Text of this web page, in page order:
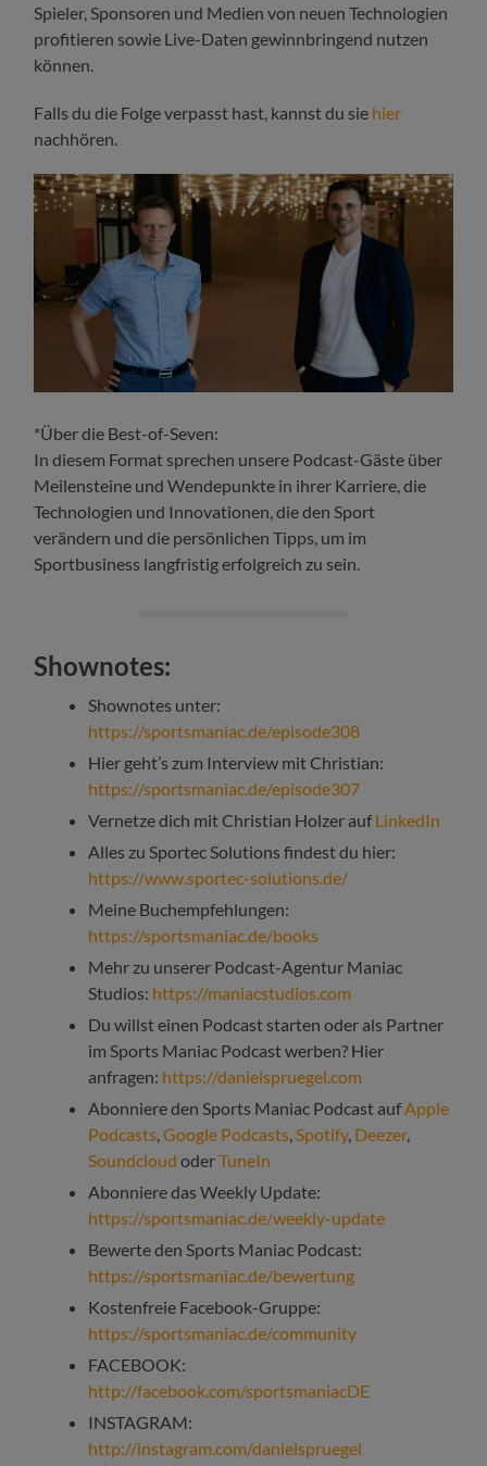
Spieler, Sponsoren und Medien von neuen Technologien
profitieren sowie Live-Daten gewinnbringend nutzen
können.
Falls du die Folge verpasst hast, kannst du sie hier
nachhören.
*Über die Best-of-Seven:
In diesem Format sprechen unsere Podcast-Gäste über
Meilensteine und Wendepunkte in ihrer Karriere, die
Technologien und Innovationen, die den Sport
verändern und die persönlichen Tipps, um im
Sportbusiness langfristig erfolgreich zu sein.
Shownotes:
Shownotes unter:
https://sportsmaniac.de/episode308
Hier geht’s zum Interview mit Christian:
https://sportsmaniac.de/episode307
Vernetze dich mit Christian Holzer auf LinkedIn
Alles zu Sportec Solutions findest du hier:
https://www.sportec-solutions.de/
Meine Buchempfehlungen:
https://sportsmaniac.de/books
Mehr zu unserer Podcast-Agentur Maniac
Studios: https://maniacstudios.com
Du willst einen Podcast starten oder als Partner
im Sports Maniac Podcast werben? Hier
anfragen: https://danielspruegel.com
Abonniere den Sports Maniac Podcast auf Apple
Podcasts ,Google Podcasts Spotify, Deezer,
Soundcloud oderTuneIn
Abonniere das Weekly Update:
https://sportsmaniac.de/weekly-update
Bewerte den Sports Maniac Podcast:
https://sportsmaniac.de/bewertung
Kostenfreie Facebook-Gruppe:
https://sportsmaniac.de/community
FACEBOOK:
http://facebook.com/sportsmaniacDE
INSTAGRAM:
http://instagram.com/danielspruegel